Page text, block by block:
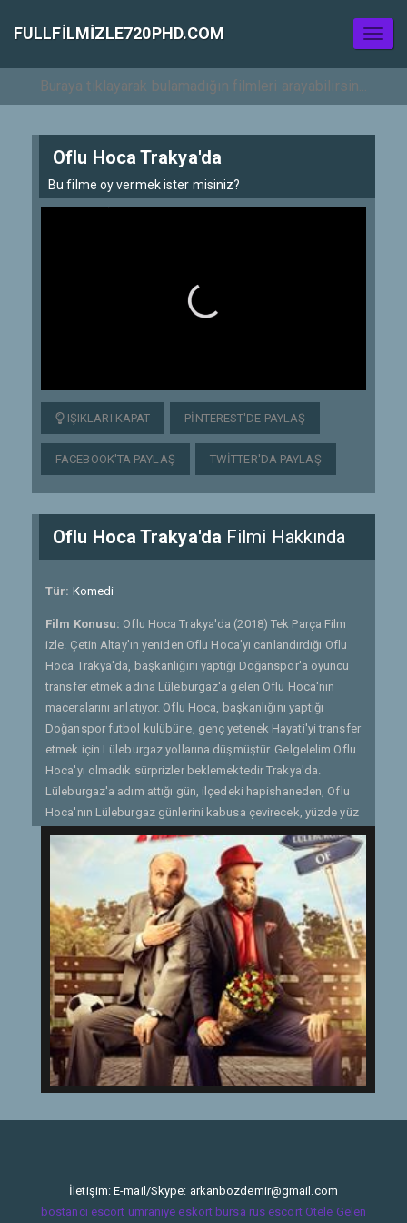
FULLFILMIZLE720PHD.COM
Oflu Hoca Trakya'da
Bu filme oy vermek ister misiniz?
IŞIKLARI KAPAT PINTEREST'DE PAYLAŞ
FACEBOOK'TA PAYLAŞ TWITTER'DA PAYLAŞ
Oflu Hoca Trakya'da Filmi Hakkında
Tür: Komedi
Film Konusu: Oflu Hoca Trakya'da (2018) Tek Parça Film
izle. Çetin Altay'ın yeniden Oflu Hoca'yı canlandırdığı Oflu
Hoca Trakya'da, başkanlığını yaptığı Doğanspor'a oyuncu
transfer etmek adına Lüleburgaz'a gelen Oflu Hoca'nın
maceralarını anlatıyor. Oflu Hoca, başkanlığını yaptığı
Doğanspor futbol kulübüne, genç yetenek Hayati'yi transfer
etmek için Lüleburgaz yollarına düşmüştür. Gelgelelim Oflu
Hoca'yı olmadık sürprizler beklemektedir Trakya'da.
Lüleburgaz'a adım attığı gün, ilçedeki hapishaneden, Oflu
Hoca'nın Lüleburgaz günlerini kabusa çevirecek, yüzde yüz
Trakyalı bir adam tahliye olur: Haspi. Haspi, görünüş
itibariyle Oflu Hoca'nın ikizi gibidir adeta. Gelgelelim
karakter olarak hiçbir ortak noktaları yoktur. Bu fiziksel
benzerlik, her iki adamın da başına macera ve kahkaha
yüklü belalar açacaktır.
Etiketler:2018
İletişim: E-mail/Skype: arkanbozdemir@gmail.com
bostancı escort ümraniye eskort bursa rus escort Otele Gelen